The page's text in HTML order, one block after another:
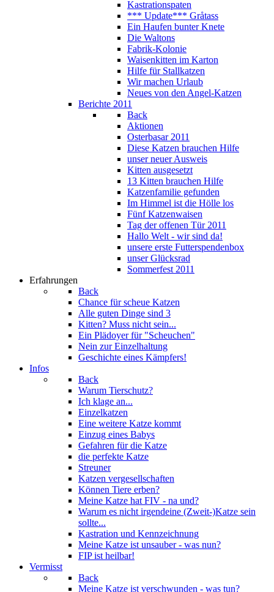
Kastrationspaten
*** Update*** Gråtass
Ein Haufen bunter Knete
Die Waltons
Fabrik-Kolonie
Waisenkitten im Karton
Hilfe für Stallkatzen
Wir machen Urlaub
Neues von den Angel-Katzen
Berichte 2011
Back
Aktionen
Osterbasar 2011
Diese Katzen brauchen Hilfe
unser neuer Ausweis
Kitten ausgesetzt
13 Kitten brauchen Hilfe
Katzenfamilie gefunden
Im Himmel ist die Hölle los
Fünf Katzenwaisen
Tag der offenen Tür 2011
Hallo Welt - wir sind da!
unsere erste Futterspendenbox
unser Glücksrad
Sommerfest 2011
Erfahrungen
Back
Chance für scheue Katzen
Alle guten Dinge sind 3
Kitten? Muss nicht sein...
Ein Plädoyer für "Scheuchen"
Nein zur Einzelhaltung
Geschichte eines Kämpfers!
Infos
Back
Warum Tierschutz?
Ich klage an...
Einzelkatzen
Eine weitere Katze kommt
Einzug eines Babys
Gefahren für die Katze
die perfekte Katze
Streuner
Katzen vergesellschaften
Können Tiere erben?
Meine Katze hat FIV - na und?
Warum es nicht irgendeine (Zweit-)Katze sein
sollte...
Kastration und Kennzeichnung
Meine Katze ist unsauber - was nun?
FIP ist heilbar!
Vermisst
Back
Meine Katze ist verschwunden - was tun?